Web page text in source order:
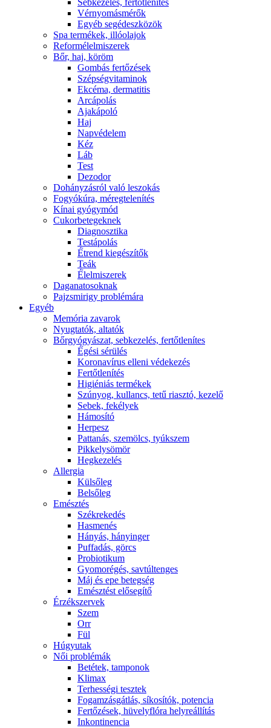
Sebkezelés, fertőtlenítés
Vérnyomásmérők
Egyéb segédeszközök
Spa termékek, illóolajok
Reformélelmiszerek
Bőr, haj, köröm
Gombás fertőzések
Szépségvitaminok
Ekcéma, dermatitis
Arcápolás
Ajakápoló
Haj
Napvédelem
Kéz
Láb
Test
Dezodor
Dohányzásról való leszokás
Fogyókúra, méregtelenítés
Kínai gyógymód
Cukorbetegeknek
Diagnosztika
Testápolás
É́trend kiegészítők
Teák
É́lelmiszerek
Daganatosoknak
Pajzsmirigy problémára
Egyéb
Memória zavarok
Nyugtatók, altatók
Bőrgyógyászat, sebkezelés, fertőtlenítes
É́gési sérülés
Koronavírus elleni védekezés
Fertőtlenítés
Higiéniás termékek
Szúnyog, kullancs, tetű riasztó, kezelő
Sebek, fekélyek
Hámosító
Herpesz
Pattanás, szemölcs, tyúkszem
Pikkelysömör
Hegkezelés
Allergia
Külsőleg
Belsőleg
Emésztés
Székrekedés
Hasmenés
Hányás, hányinger
Puffadás, görcs
Probiotikum
Gyomorégés, savtúltenges
Máj és epe betegség
Emésztést elősegítő
Érzékszervek
Szem
Orr
Fül
Húgyutak
Női problémák
Betétek, tamponok
Klimax
Terhességi tesztek
Fogamzásgátlás, síkosítók, potencia
Fertőzések, hüvelyflóra helyreállítás
Inkontinencia